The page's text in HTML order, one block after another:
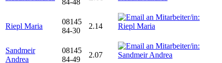
84-48
Riepl Maria
08145
84-30
2.14
Sandmeir
Andrea
08145
84-49
2.07